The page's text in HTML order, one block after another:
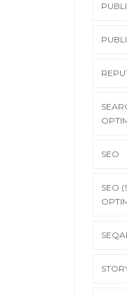
SEO
SEO